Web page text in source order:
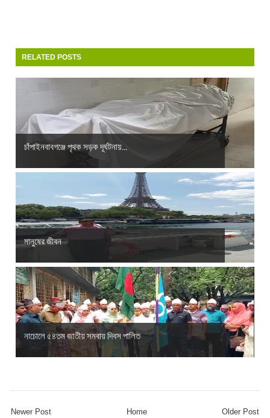
RELATED POSTS
চাঁপাইনবাবগঞ্জে পৃথক সড়ক দূর্ঘটনায়...
মানুষের জীবন
নাচোলে ৫৪তম জাতীয় সমবায় দিবস পালিত
Newer Post Older Post
Home